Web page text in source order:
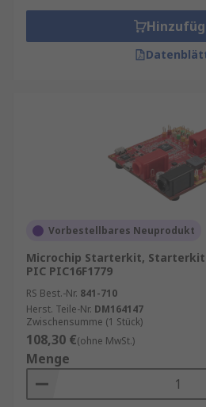
Vorbestellbares Neuprodukt
Microchip Starterkit,
PIC PIC16F1779
RS Best.-Nr. 841-710
Herst. Teile-Nr. DM164147
Zwischensumme (1 Stück)
108,30 €(ohne MwSt.)
Menge